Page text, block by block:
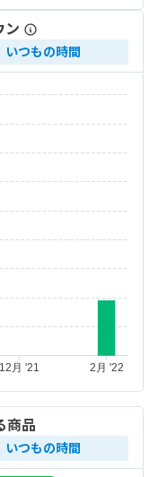
ン
いつもの時間
商品
いつもの時間